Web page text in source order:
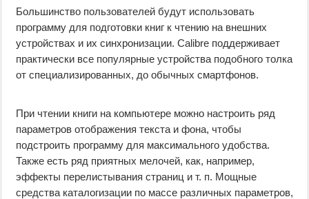
Большинство пользователей будут использовать
программу для подготовки книг к чтению на внешних
устройствах и их синхронизации. Calibre поддерживает
практически все популярные устройства подобного толка
от специализированных, до обычных смартфонов.
При чтении книги на компьютере можно настроить ряд
параметров отображения текста и фона, чтобы
подстроить программу для максимального удобства.
Также есть ряд приятных мелочей, как, например,
эффекты перелистывания страниц и т. п. Мощные
средства каталогизации по массе различных параметров,